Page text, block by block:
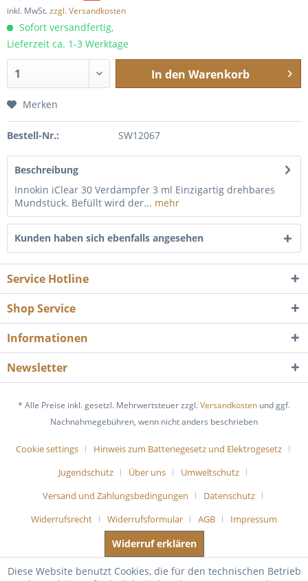
inkl. MwSt.zzgl. Versandkosten
Sofort versandfertig,
Lieferzeit ca. 1-3 Werktage
In den Warenkorb
Merken
Bestell-Nr.: SW12067
Beschreibung
Innokin iClear 30 Verdampfer 3 ml Einzigartig drehbares
Mundstück. Befüllt wird der... mehr
Kunden haben sich ebenfalls angesehen
Service Hotline
Shop Service
Informationen
Newsletter
* Alle Preise inkl. gesetzl. Mehrwertsteuer zzgl.Versandkosten und ggf.
Nachnahmegebühren, wenn nicht anders beschrieben
Cookie settings
Hinweis zum Batteriegesetz und Elektrogesetz
Jugendschutz
Über uns
Umweltschutz
Versand und Zahlungsbedingungen
Datenschutz
Widerrufsrecht
Widerrufsformular AGB Impressum
Widerruf erklären
Diese Website benutzt Cookies, die für den technischen Betrieb